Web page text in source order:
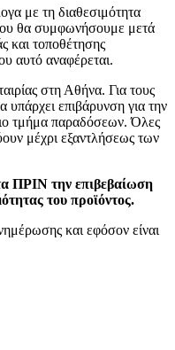
με τη διαθεσιμότητα
θα συμφωνήσουμε μετά
και τοποθέτησης
αυτό αναφέρεται.
στη Αθήνα. Για τους
επιβάρυνση για την
τμήμα παραδόσεων. Όλες
μέχρι εξαντλήσεως των
ΠΡΙΝ την επιβεβαίωση
του προϊόντος.
και εφόσον είναι